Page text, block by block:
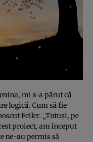
mi s-a părut că
logică. Cum să fie
Feiler. „Totuşi, pe
proiect, am început
ne-au permis să